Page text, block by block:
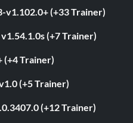
v1.102.0+ (+33 Trainer)
(+7 Trainer)
(+4 Trainer)
(+5 Trainer)
(+12 Trainer)